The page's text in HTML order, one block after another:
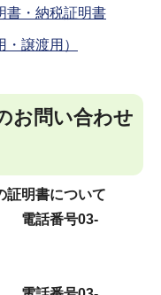
書・納税証明書
譲渡用）
お問い合わせ
証明書について
電話番号03-